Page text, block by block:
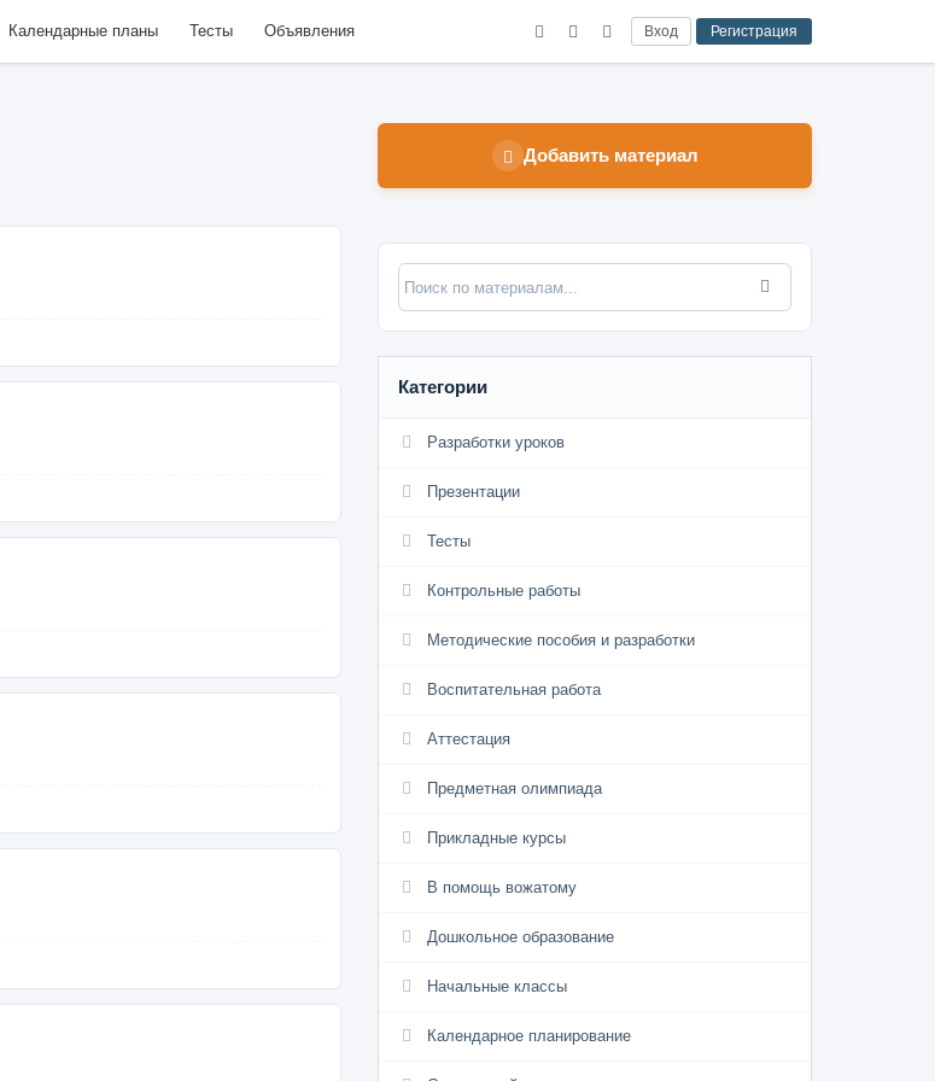
Календарные планы Тесты Объявления Вход Регистрация
Добавить материал
Категории
Разработки уроков
Презентации
Тесты
Контрольные работы
Методические пособия и разработки
Воспитательная работа
Аттестация
Предметная олимпиада
Прикладные курсы
В помощь вожатому
Дошкольное образование
Начальные классы
Календарное планирование